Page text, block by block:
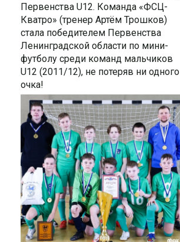
Первенства U12. Команда «ФСЦ-
Кватро» (тренер Артём Трошков)
стала победителем Первенства
Ленинградской области по мини-
футболу среди команд мальчиков
U12 (2011/12), не потеряв ни одного
очка!